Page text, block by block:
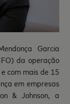
Garcia
da operação
com mais de 15
em empresas
& Johnson, a